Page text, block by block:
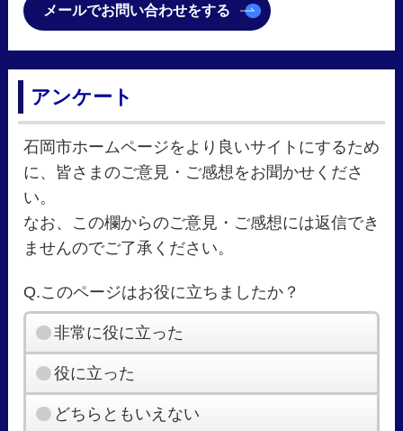
メールでお問い合わせをする
アンケート
石岡市ホームページをより良いサイトにするため
に、皆さまのご意見・ご感想をお聞かせくださ
い。
なお、この欄からのご意見・ご感想には返信でき
ませんのでご了承ください。
Q.このページはお役に立ちましたか？
非常に役に立った
役に立った
どちらともいえない